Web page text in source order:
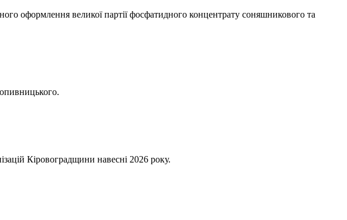
оформлення великої партії фосфатидного концентрату соняшникового та
Кіровоградщини навесні 2026 року.